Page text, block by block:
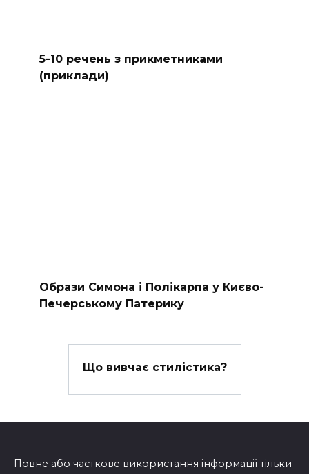
5-10 речень з прикметниками
(приклади)
Образи Симона і Полікарпа у Києво-
Печерському Патерику
Що вивчає стилістика?
Повне або часткове використання інформації тільки